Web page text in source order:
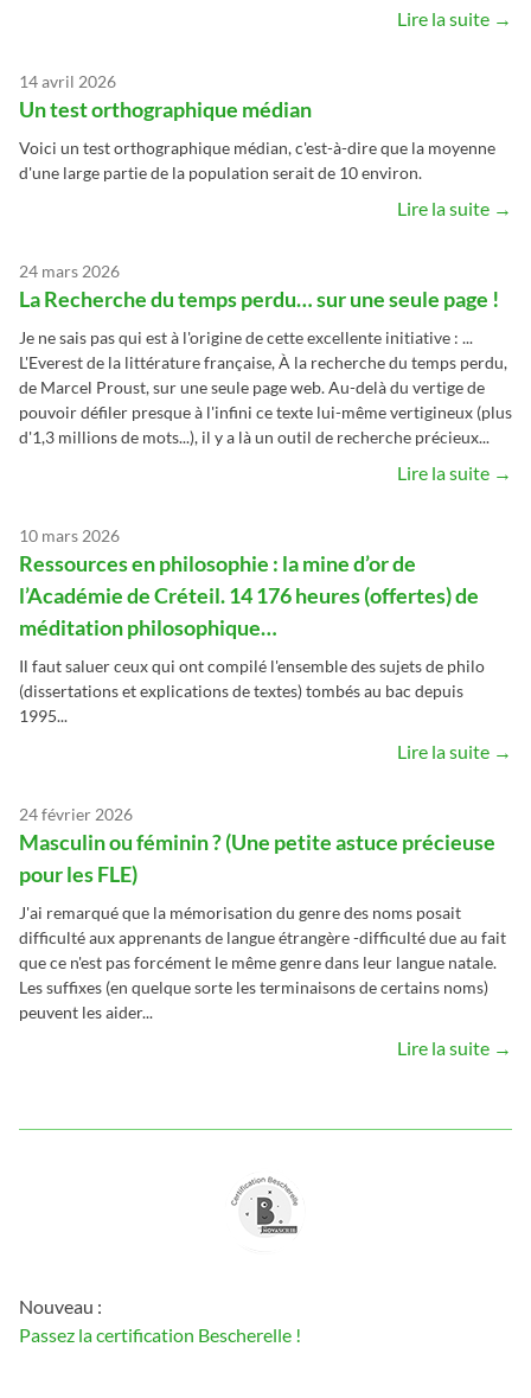
Lire la suite →
14 avril 2026
Un test orthographique médian
Voici un test orthographique médian, c'est-à-dire que la moyenne
d'une large partie de la population serait de 10 environ.
Lire la suite →
24 mars 2026
La Recherche du temps perdu… sur une seule page !
Je ne sais pas qui est à l'origine de cette excellente initiative : ...
L'Everest de la littérature française, À la recherche du temps perdu,
de Marcel Proust, sur une seule page web. Au-delà du vertige de
pouvoir défiler presque à l'infini ce texte lui-même vertigineux (plus
d'1,3 millions de mots...), il y a là un outil de recherche précieux...
Lire la suite →
10 mars 2026
Ressources en philosophie : la mine d’or de
l’Académie de Créteil. 14 176 heures (offertes) de
méditation philosophique…
Il faut saluer ceux qui ont compilé l'ensemble des sujets de philo
(dissertations et explications de textes) tombés au bac depuis
1995...
Lire la suite →
24 février 2026
Masculin ou féminin ? (Une petite astuce précieuse
pour les FLE)
J'ai remarqué que la mémorisation du genre des noms posait
difficulté aux apprenants de langue étrangère -difficulté due au fait
que ce n'est pas forcément le même genre dans leur langue natale.
Les suffixes (en quelque sorte les terminaisons de certains noms)
peuvent les aider...
Lire la suite →
Nouveau :
Passez la certification Bescherelle !